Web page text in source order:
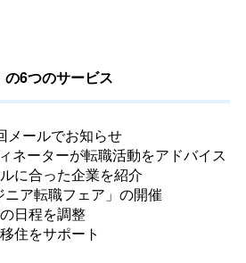
の6つのサービス
メールでお知らせ
ネーターが転職活動をアドバイス
に合った企業を紹介
ア転職フェア」の開催
日程を調整
住をサポート